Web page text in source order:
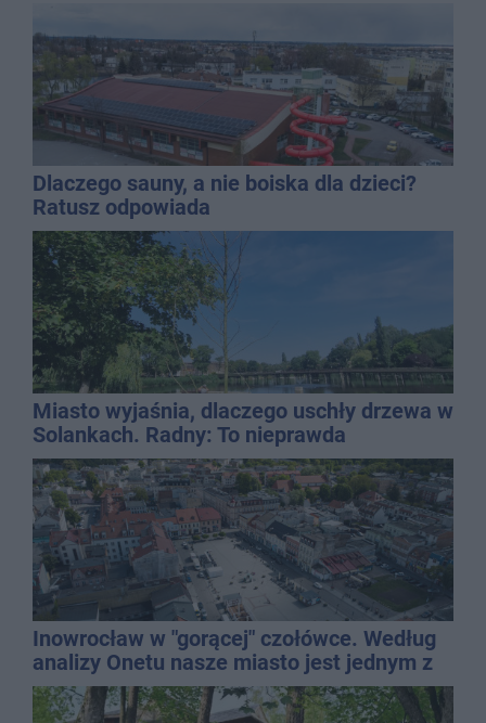
Dlaczego sauny, a nie boiska dla dzieci?
Ratusz odpowiada
Miasto wyjaśnia, dlaczego uschły drzewa w
Solankach. Radny: To nieprawda
Inowrocław w "gorącej" czołówce. Według
analizy Onetu nasze miasto jest jednym z
najbardziej narażonych na upały